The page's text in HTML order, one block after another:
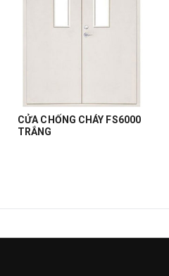
CỬA CHỐNG CHÁY FS6000
TRẮNG